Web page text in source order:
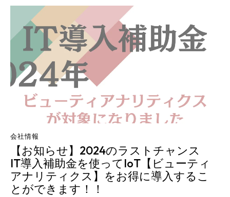
会社情報
【お知らせ】2024のラストチャンス
IT導入補助金を使ってIoT【ビューティ
アナリティクス】をお得に導入するこ
とができます！！